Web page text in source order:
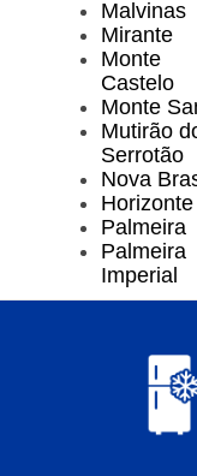
Malvinas
Mirante
Monte
Castelo
Monte
Mutirão
Serrotão
Nova
Horizonte
Palmeira
Palmeira
Imperial